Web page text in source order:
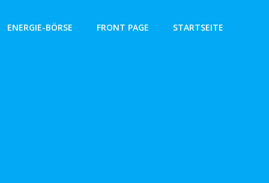
ENERGIE-BÖRSE FRONT PAGE STARTSEITE